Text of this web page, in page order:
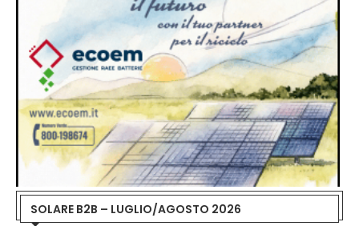
SOLARE B2B – LUGLIO/AGOSTO 2026